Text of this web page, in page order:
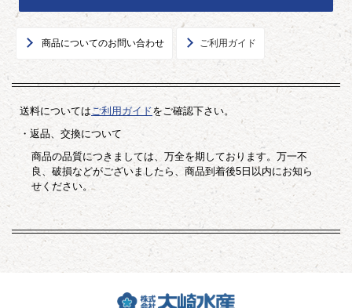
商品についてのお問い合わせ ご利用ガイド
送料についてはご利用ガイドをご確認下さい。
・返品、交換について
商品の品質につきましては、万全を期しております。万一不
良、破損などがございましたら、商品到着後5日以内にお知ら
せください。